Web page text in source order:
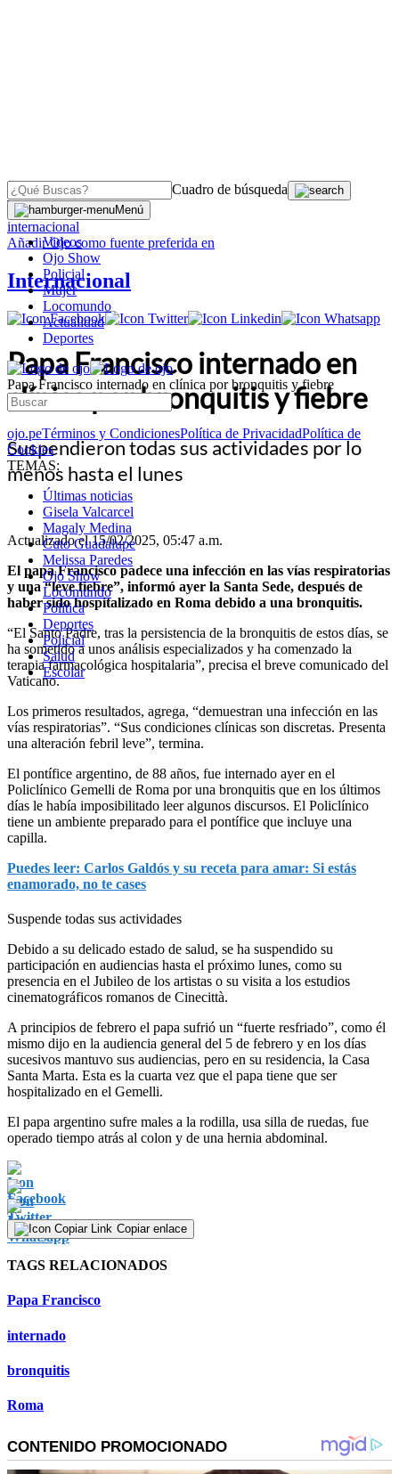
Cuadro de búsqueda
Menú
Videos
Ojo Show
Policial
Mujer
Locomundo
Actualidad
Deportes
Papa Francisco internado en clínica por bronquitis y fiebre
ojo.peTérminos y CondicionesPolítica de PrivacidadPolítica de
Cookies
TEMAS:
Últimas noticias
Gisela Valcarcel
Magaly Medina
Cuto Guadalupe
Melissa Paredes
Ojo Show
Locomundo
Política
Deportes
Policial
Salud
Escolar
OJO
internacional
AñadirOjocomo fuente preferida en
Internacional
Papa Francisco internado en
clínica por bronquitis y fiebre
Suspendieron todas sus actividades por lo
menos hasta el lunes
Actualizado el 15/02/2025, 05:47 a.m.
El papa Francisco padece una infección en las vías respiratorias
y una “leve fiebre”, informó ayer la Santa Sede, después de
haber sido hospitalizado en Roma debido a una bronquitis.
“El Santo Padre, tras la persistencia de la bronquitis de estos días, se
ha sometido a unos análisis especializados y ha comenzado la
terapia farmacológica hospitalaria”, precisa el breve comunicado del
Vaticano.
Los primeros resultados, agrega, “demuestran una infección en las
vías respiratorias”. “Sus condiciones clínicas son discretas. Presenta
una alteración febril leve”, termina.
El pontífice argentino, de 88 años, fue internado ayer en el
Policlínico Gemelli de Roma por una bronquitis que en los últimos
días le había imposibilitado leer algunos discursos. El Policlínico
tiene un ambiente preparado para el pontífice que incluye una
capilla.
Puedes leer: Carlos Galdós y su receta para amar: Si estás
enamorado, no te cases
Suspende todas sus actividades
Debido a su delicado estado de salud, se ha suspendido su
participación en audiencias hasta el próximo lunes, como su
presencia en el Jubileo de los artistas o su visita a los estudios
cinematográficos romanos de Cinecittà.
A principios de febrero el papa sufrió un “fuerte resfriado”, como él
mismo dijo en la audiencia general del 5 de febrero y en los días
sucesivos mantuvo sus audiencias, pero en su residencia, la Casa
Santa Marta. Esta es la cuarta vez que el papa tiene que ser
hospitalizado en el Gemelli.
El papa argentino sufre males a la rodilla, usa silla de ruedas, fue
operado tiempo atrás al colon y de una hernia abdominal.
Copiar enlace
TAGS RELACIONADOS
Papa Francisco
internado
bronquitis
Roma